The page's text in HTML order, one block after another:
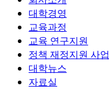
대학경영
교육과정
교육 연구지원
정책 재정지원 사업
대학뉴스
자료실